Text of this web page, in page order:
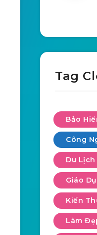
Tag
Bảo
Công
Du Lịch
Giáo
Kiến
Làm